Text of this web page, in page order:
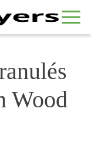
Wood